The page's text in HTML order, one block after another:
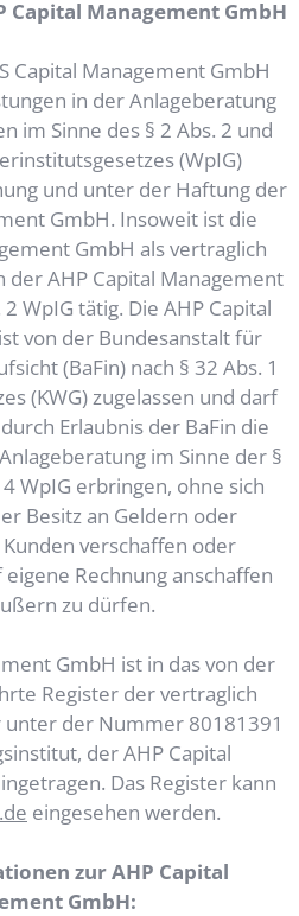
Capital Management GmbH
Capital Management GmbH
in der Anlageberatung
im Sinne des § 2 Abs. 2 und
(WpIG)
und unter der Haftung der
GmbH. Insoweit ist die
GmbH als vertraglich
AHP Capital Management
WpIG tätig. Die AHP Capital
von der Bundesanstalt für
(BaFin) nach § 32 Abs. 1
(KWG) zugelassen und darf
Erlaubnis der BaFin die
im Sinne der §
WpIG erbringen, ohne sich
Besitz an Geldern oder
verschaffen oder
Rechnung anschaffen
zu dürfen.
GmbH ist in das von der
Register der vertraglich
der Nummer 80181391
der AHP Capital
Das Register kann
eingesehen werden.
zur AHP Capital
GmbH: